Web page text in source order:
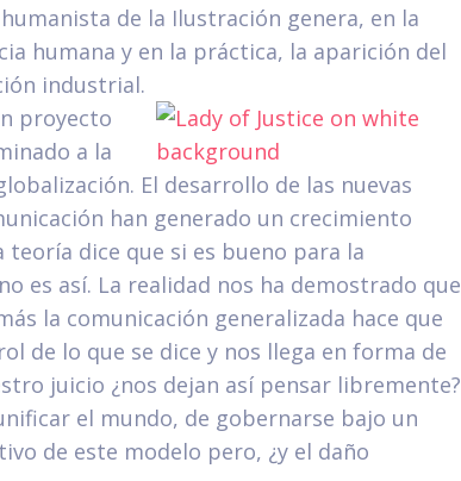
de la Ilustración genera, en la
humana y en la práctica, la aparición del
industrial.
proyecto
a la
El desarrollo de las nuevas
han generado un crecimiento
teoría dice que si es bueno para la
es así. La realidad nos ha demostrado que
la comunicación generalizada hace que
de lo que se dice y nos llega en forma de
juicio ¿nos dejan así pensar libremente?
el mundo, de gobernarse bajo un
de este modelo pero, ¿y el daño